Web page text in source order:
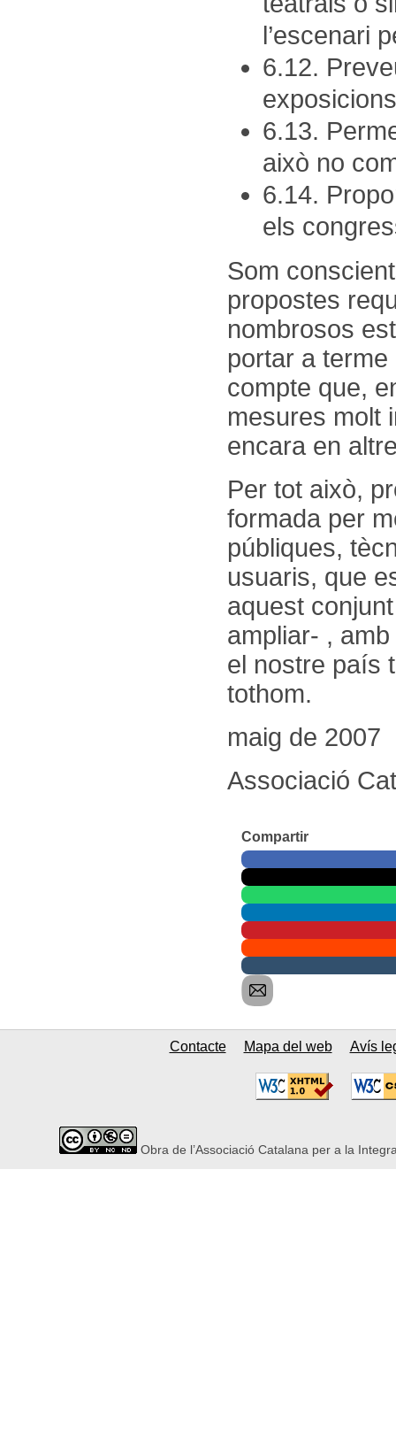
l’escenari
6.12.
6.13.
això no
6.14.
els
Som
propostes
nombrosos
portar a terme
compte que,
mesures molt
encara en
Per tot això,
formada per
públiques,
usuaris, que
aquest
ampliar- , amb
el nostre país
tothom.
maig de
Associació
Compartir
Contacte Mapa del web Avís
Obra de l’Associació Catalana per a la